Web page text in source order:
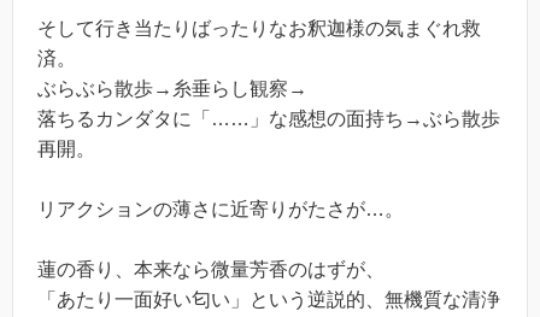
そして行き当たりばったりなお釈迦様の気まぐれ救
済。
ぶらぶら散歩→糸垂らし観察→
落ちるカンダタに「……」な感想の面持ち→ぶら散歩
再開。
リアクションの薄さに近寄りがたさが…。
蓮の香り、本来なら微量芳香のはずが、
「あたり一面好い匂い」という逆説的、無機質な清浄